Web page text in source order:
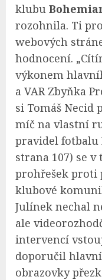
klubu
rozohnila. Ti
webových
hodnocení.
výkonem
a VAR Zbyňka
si Tomáš Necid
míč na vlastní
pravidel fotbalu
strana 107) se
prohřešek proti
klubové
Julínek nechal
ale
intervencí
doporučil
obrazovky